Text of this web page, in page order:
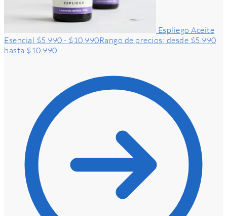
Espliego Aceite
Esencial $5.990 - $10.990Rango de precios: desde $5.990
hasta $10.990